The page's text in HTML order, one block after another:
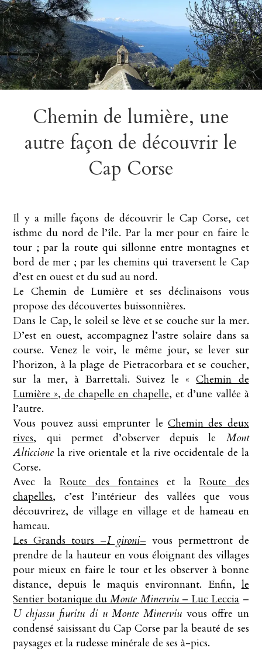
Skip
to
content
Chemin de lumière, une
autre façon de découvrir le
Cap Corse
Il y a mille façons de découvrir le Cap Corse, cet
isthme du nord de l’île. Par la mer pour en faire le
tour ; par la route qui sillonne entre montagnes et
bord de mer ; par les chemins qui traversent le Cap
d’est en ouest et du sud au nord.
Le Chemin de Lumière et ses déclinaisons vous
propose des découvertes buissonnières.
Dans le Cap, le soleil se lève et se couche sur la mer.
D’est en ouest, accompagnez l’astre solaire dans sa
course. Venez le voir, le même jour, se lever sur
l’horizon, à la plage de Pietracorbara et se coucher,
sur la mer, à Barrettali. Suivez le «Chemin de
Lumière», dechapelle en chapelle, et d’une vallée à
l’autre.
Vous pouvez aussi emprunter le Chemin des deux
rives, qui permet d’observer depuis le Mont
Alticcione la rive orientale et la rive occidentale de la
Corse.
Avec laRoute des fontaineset laRoute des
chapelles, c’est l’intérieur des vallées que vous
découvrirez, de village en village et de hameau en
hameau.
Les Grands tours –I gironi–vous permettront de
prendre de la hauteur en vous éloignant des villages
pour mieux en faire le tour et les observer à bonne
distance, depuis le maquis environnant. Enfin,le
Sentier botanique duMonte Minerviu– Luc Leccia–
U chjassu fiuritu di u Monte Minerviu vous offre un
condensé saisissant du Cap Corse par la beauté de ses
paysages et la rudesse minérale de ses à-pics.